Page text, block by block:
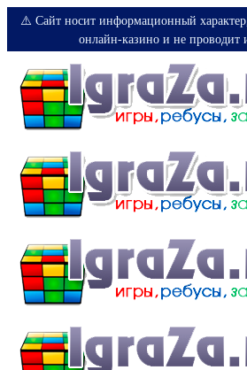
⚠️ Сайт носит информационный
онлайн-казино и не проводит